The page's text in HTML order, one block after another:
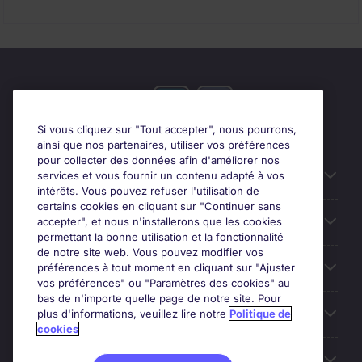
Candidats
Entreprises
Contact
Les avis Google
Si vous cliquez sur "Tout accepter", nous pourrons,
ainsi que nos partenaires, utiliser vos préférences
pour collecter des données afin d'améliorer nos
services et vous fournir un contenu adapté à vos
intérêts. Vous pouvez refuser l'utilisation de
certains cookies en cliquant sur "Continuer sans
accepter", et nous n'installerons que les cookies
permettant la bonne utilisation et la fonctionnalité
de notre site web. Vous pouvez modifier vos
préférences à tout moment en cliquant sur "Ajuster
vos préférences" ou "Paramètres des cookies" au
bas de n'importe quelle page de notre site. Pour
plus d'informations, veuillez lire notre Politique de
cookies